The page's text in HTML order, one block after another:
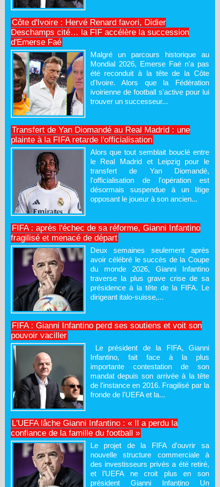
Côte d'Ivoire : Hervé Renard favori, Didier
Deschamps cité… la FIF accélère la succession
d'Emerse Faé
Malgré un parcours historique au
Mondial 2026, Emerse Faé n'a pas
été reconduit à la tête de la Côte
d'Ivoire. Alors que la Fédération
ivoirienne de football s'active pour lui
trouver un successeur...
Transfert de Yan Diomandé au Real Madrid : une
plainte à la FIFA retarde l'officialisation
Alors que tout semblait bouclé entre
le Real Madrid et Leipzig pour le
transfert de Yan Diomandé,
l'officialisation de l'opération est
désormais suspendue à un litige
opposant le joueur à son ancien...
FIFA : après l'échec de sa réforme, Gianni Infantino
fragilisé et menacé de départ
Deux semaines seulement après
avoir célébré le succès de la Coupe
du monde 2026, Gianni Infantino
traverse la plus grave crise de sa
présidence à la tête de la FIFA. Le
dirigeant italo-suisse,...
FIFA : Gianni Infantino perd ses soutiens et voit son
pouvoir vaciller
Le président de la FIFA, Gianni
Infantino, fait face à la plus
importante contestation de son
mandat depuis son arrivée à la tête
de l'instance en 2016. Fragilisé par la
fronde de l'UEFA et la...
L'UEFA lâche Gianni Infantino : « Il a perdu la
confiance de la famille du football »
Le projet de la FIFA d’ouvrir sa
nouvelle structure commerciale à
des investisseurs privés a été retiré,
et l’UEFA ne croit plus en son
président Gianni Infantino Un